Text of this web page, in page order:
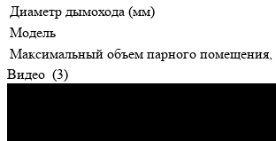
Диаметр дымохода (мм)
Модель
Максимальный объем парного помещения,
Видео (3)